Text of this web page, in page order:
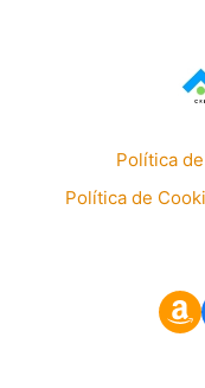
Política
Política de